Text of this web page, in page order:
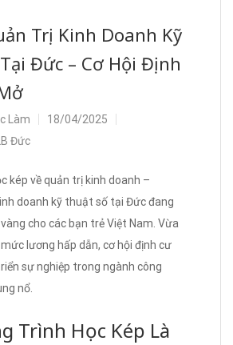
Trị Kinh Doanh Kỹ
Đức – Cơ Hội Định
Làm
18/04/2025
Đức
kép về quản trị kinh doanh –
doanh kỹ thuật số tại Đức đang
cho các bạn trẻ Việt Nam. Vừa
lương hấp dẫn, cơ hội định cư
sự nghiệp trong ngành công
nổ.
Trình Học Kép Là